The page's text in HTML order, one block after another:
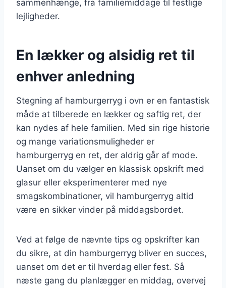
sammenhænge, fra familiemiddage til festlige
lejligheder.
En lækker og alsidig ret til
enhver anledning
Stegning af hamburgerryg i ovn er en fantastisk
måde at tilberede en lækker og saftig ret, der
kan nydes af hele familien. Med sin rige historie
og mange variationsmuligheder er
hamburgerryg en ret, der aldrig går af mode.
Uanset om du vælger en klassisk opskrift med
glasur eller eksperimenterer med nye
smagskombinationer, vil hamburgerryg altid
være en sikker vinder på middagsbordet.
Ved at følge de nævnte tips og opskrifter kan
du sikre, at din hamburgerryg bliver en succes,
uanset om det er til hverdag eller fest. Så
næste gang du planlægger en middag, overvej